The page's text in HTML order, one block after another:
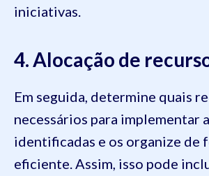
iniciativas.
4. Alocação de
Em seguida, determine quais
necessários para implementar
identificadas e os organize de
eficiente. Assim, isso pode